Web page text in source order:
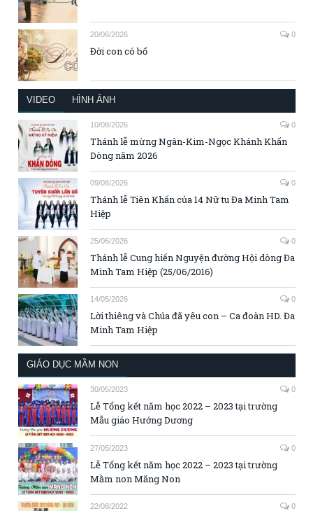
20/06/2026 0
Đời con có bố
VIDEO HÌNH ẢNH
10/08/2026 0
Thánh lễ mừng Ngân-Kim-Ngọc Khánh Khấn
Dòng năm 2026
09/08/2026 0
Thánh lễ Tiên Khấn của 14 Nữ tu Đa Minh Tam
Hiệp
25/06/2026 0
Thánh lễ Cung hiến Nguyện đường Hội dòng Đa
Minh Tam Hiệp (25/06/2016)
14/05/2026 0
Lời thiêng và Chúa đã yêu con – Ca đoàn HD. Đa
Minh Tam Hiệp
GIÁO DỤC MẦM NON
30/05/2023 0
Lễ Tổng kết năm học 2022 – 2023 tại trường
Mẫu giáo Hướng Dương
27/05/2023 0
Lễ Tổng kết năm học 2022 – 2023 tại trường
Mầm non Măng Non
22/08/2022 0